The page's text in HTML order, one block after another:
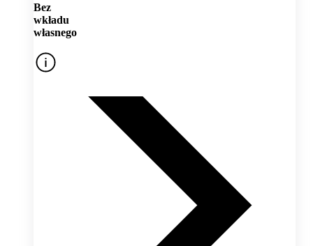
Bez
wkładu
własnego